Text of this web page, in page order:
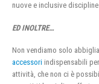
nuove e inclusive
ED INOLTRE…
Non vendiamo solo
accessori indispensabili
attività, che non ci è